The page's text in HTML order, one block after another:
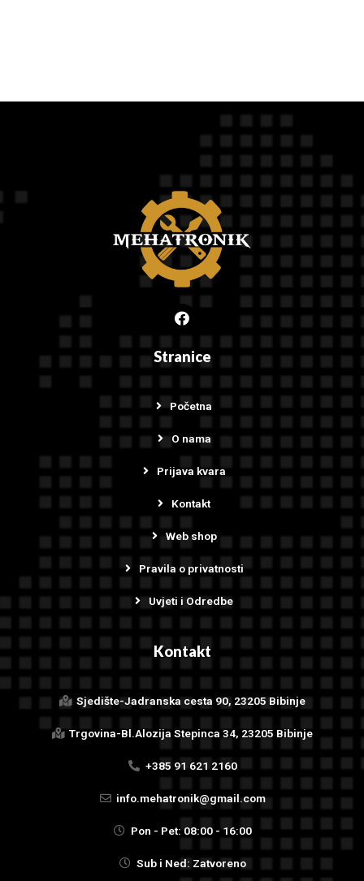
Stranice
Početna
O nama
Prijava kvara
Kontakt
Web shop
Pravila o privatnosti
Uvjeti i Odredbe
Kontakt
Sjedište-Jadranska cesta 90, 23205 Bibinje
Trgovina-Bl.Alozija Stepinca 34, 23205 Bibinje
+385 91 621 2160
info.mehatronik@gmail.com
Pon - Pet: 08:00 - 16:00
Sub i Ned: Zatvoreno